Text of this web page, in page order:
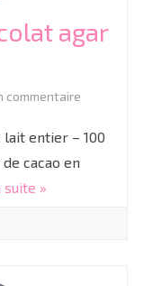
agar
commentaire
lait entier – 100
cacao en
»